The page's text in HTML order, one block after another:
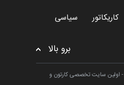
کاریکاتور سیاسی
برو بالا
- اولین سایت تخصصی کارتون و